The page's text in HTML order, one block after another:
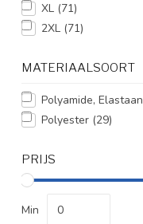
XL (71)
2XL (71)
MATERIAALSOORT
Polyamide, Elastaan
Polyester (29)
PRIJS
Min